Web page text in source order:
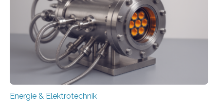
Netzanschluss von Erneuerbare-Energien-Anlagen
(EE-Anlagen) ist entscheidend für die Energiewende.
Denn ohne Anschluss an das Netz kann kein Strom
eingespeist werden. Nach dem Erneuerbare-Energien-
Gesetz (EEG) sind Netzbetreiber…
Energie & Elektrotechnik